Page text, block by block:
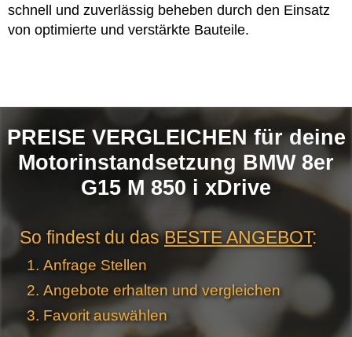
schnell und zuverlässig beheben durch den Einsatz
von optimierte und verstärkte Bauteile.
PREISE VERGLEICHEN für deine
Motorinstandsetzung BMW 8er
G15 M 850 i xDrive
So findest du dasBESTE ANGEBOT:
Anfrage Stellen
Angebote erhalten und vergleichen
Favorit auswählen